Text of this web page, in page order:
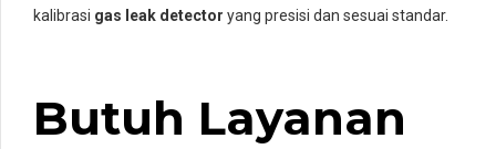
kalibrasi gas leak detector yang presisi dan sesuai standar.
Butuh Layanan